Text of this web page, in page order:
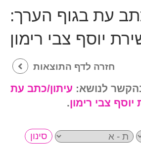
עת בגוף הערך:
יוסף צבי רימון
חזרה לדף התוצאות
עיתון/כתב עת
יוסף צבי רימון.